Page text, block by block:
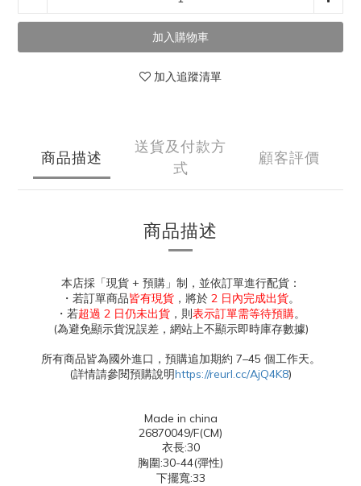
加入追蹤清單
商品描述
送貨及付款方
式
顧客評價
商品描述
本店採「現貨 + 預購」制，並依訂單進行配貨：
・若訂單商品皆有現貨 ，將於 2 日內完成出貨。
・若超過 2 日仍未出貨 ，則表示訂單需等待預購。
(為避免顯示貨況誤差，網站上不顯示即時庫存數據)
所有商品皆為國外進口，預購追加期約 7–45 個工作天。
(詳情請參閱預購說明https://reurl.cc/AjQ4K8)
Made in china
26870049/F(CM)
衣長:30
胸圍:30-44(彈性)
下擺寬:33